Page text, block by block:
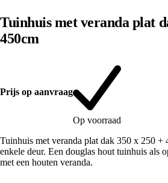
Tuinhuis met veranda plat
450cm
Prijs op aanvraag
Op voorraad
Tuinhuis met veranda plat dak 350 x 250 +
enkele deur. Een douglas hout tuinhuis als
met een houten veranda.